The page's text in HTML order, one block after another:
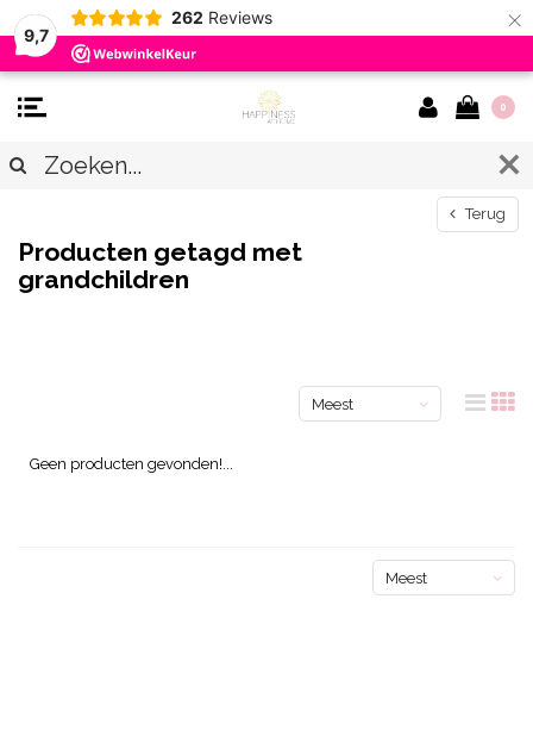
9,7
262 Reviews ×
0
Terug
Producten getagd met
grandchildren
Meest
Geen producten gevonden!...
Meest